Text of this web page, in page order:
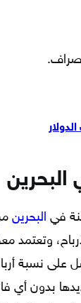
في البحرين
وتعتمد
على نسبة
بدون